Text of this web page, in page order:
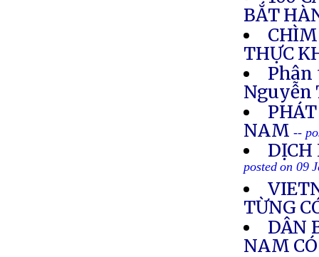
BẮT
THỰC
Phân
Nguyễn
NAM--
DỊCH
posted on 09
TỪNG
DÂN
NAM